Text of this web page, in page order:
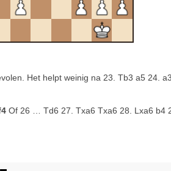
Het helpt weinig na 23. Tb3 a5 24.
Of 26 … Td6 27. Txa6 Txa6 28. Lxa6 b4